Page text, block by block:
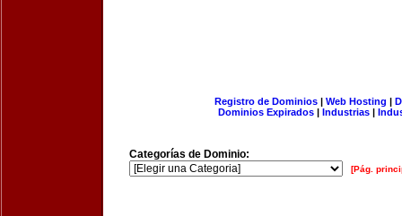
Registro de Dominios| Web Hosting |
Dominios Expirados | Industrias |
Categorías de Dominio:
[Pág.